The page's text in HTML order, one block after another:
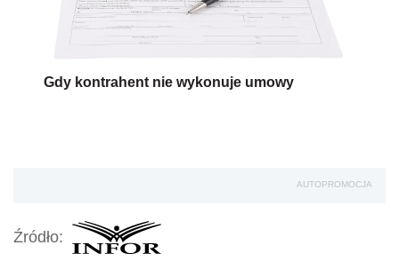
Gdy kontrahent nie wykonuje umowy
AUTOPROMOCJA
Źródło: